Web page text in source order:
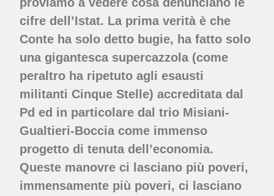
cifre dell’Istat. La prima verità è che
Conte ha solo detto bugie, ha fatto solo
una gigantesca supercazzola (come
peraltro ha ripetuto agli esausti
militanti Cinque Stelle) accreditata dal
Pd ed in particolare dal trio Misiani-
Gualtieri-Boccia come immenso
progetto di tenuta dell’economia.
Queste manovre ci lasciano più poveri,
immensamente più poveri, ci lasciano